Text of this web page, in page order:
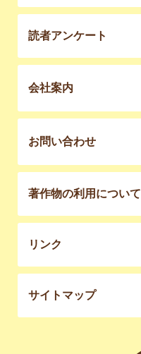
読者アンケート
会社案内
お問い合わせ
著作物の利用について
リンク
サイトマップ